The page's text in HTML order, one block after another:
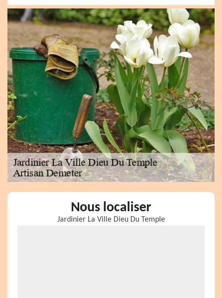
Nous localiser
Jardinier La Ville Dieu Du Temple